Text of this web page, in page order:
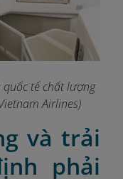
tế chất lượng
Airlines)
và trải
phải